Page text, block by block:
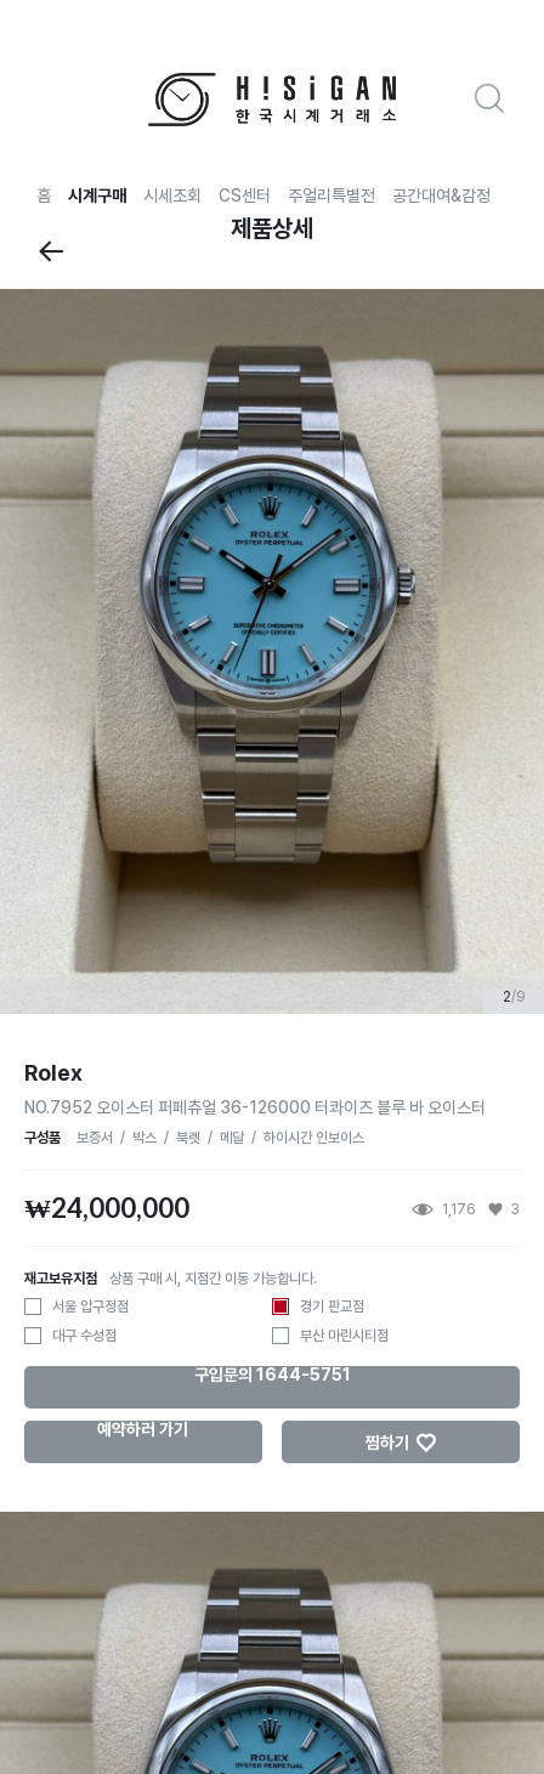
홈 시계구매 시세조회 CS센터 주얼리특별전 공간대여&감정
←
제품상세
2/9
Rolex
NO.7952 오이스터 퍼페츄얼 36-126000 터콰이즈 블루 바 오이스터
구성품 보증서 / 박스 / 북렛 / 메달 / 하이시간 인보이스
₩24,000,000 1,176 3
재고보유지점
상품 구매 시, 지점간 이동 가능합니다.
서울 압구정점
경기 판교점
대구 수성점
부산 마린시티점
구입문의 1644-5751
예약하러 가기
찜하기 ♡